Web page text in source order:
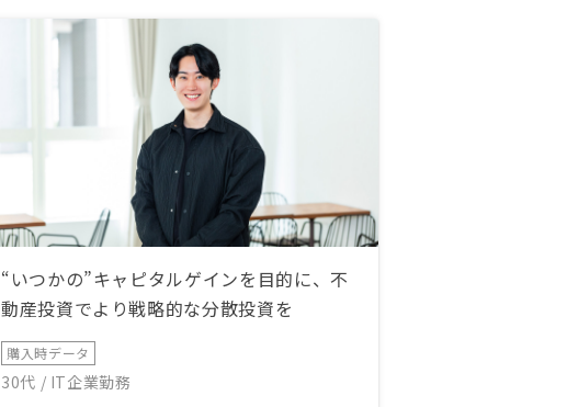
“いつかの”キャピタルゲインを目的に、不
動産投資でより戦略的な分散投資を
購入時データ
30代 / IT企業勤務